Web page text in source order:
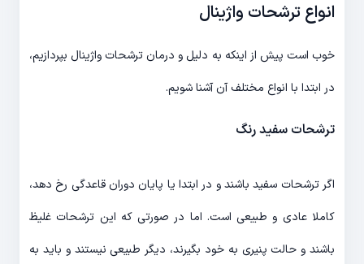
انواع ترشحات واژینال
خوب است پیش از اینکه به دلیل و درمان ترشحات واژینال بپردازیم،
در ابتدا با انواع مختلف آن آشنا شویم.
ترشحات سفید رنگ
اگر ترشحات سفید باشند و در ابتدا یا پایان دوران قاعدگی رخ دهد،
کاملا عادی و طبیعی است. اما در صورتی که این ترشحات غلیظ
باشند و حالت پنیری به خود بگیرند، دیگر طبیعی نیستند و باید به